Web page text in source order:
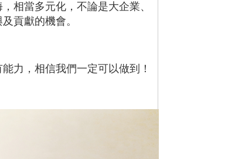
相當多元化，不論是大企業、
貢獻的機會。
力，相信我們一定可以做到！